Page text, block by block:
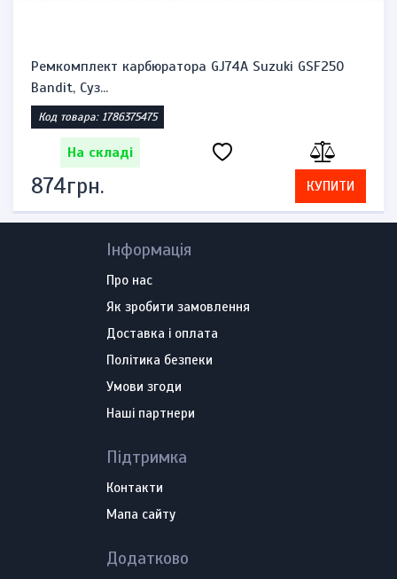
Ремкомплект карбюратора GJ74A Suzuki GSF250
Bandit, Суз...
Код товара: 1786375475
На складі
874грн. КУПИТИ
Інформація
Про нас
Як зробити замовлення
Доставка і оплата
Політика безпеки
Умови згоди
Наші партнери
Підтримка
Контакти
Мапа сайту
Додатково